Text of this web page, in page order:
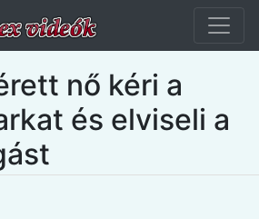
nő kéri a
és elviseli a